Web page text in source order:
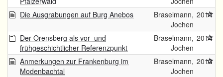
Die Ausgrabungen auf Burg Anebos
Braselmann,
Jochen
2014
Der Orensberg als vor- und
frühgeschichtlicher Referenzpunkt
Braselmann,
Jochen
2014
Anmerkungen zur Frankenburg im
Modenbachtal
Braselmann,
Jochen
2013